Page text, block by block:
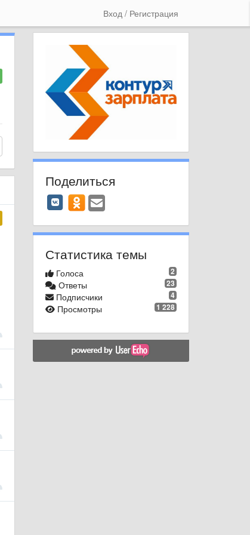
Вход / Регистрация
Поделиться
Статистика темы
2
Голоса
23
Ответы
4
Подписчики
1 228
Просмотры